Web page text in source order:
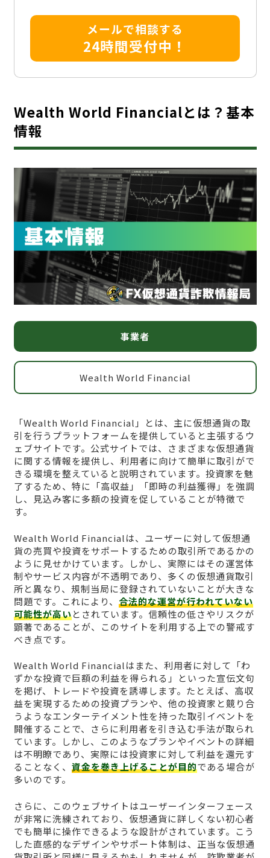
メールで相談する
24時間受付中！
Wealth World Financialとは？基本
情報
事業者
Wealth World Financial
「Wealth World Financial」とは、主に仮想通貨の取
引を行うプラットフォームを提供していると主張するウ
ェブサイトです。公式サイトでは、さまざまな仮想通貨
に関する情報を提供し、利用者に向けて簡単に取引がで
きる環境を整えていると説明されています。投資家を魅
了するため、特に「高収益」「即時の利益獲得」を強調
し、見込み客に多額の投資を促していることが特徴で
す。
Wealth World Financialは、ユーザーに対して仮想通
貨の売買や投資をサポートするための取引所であるかの
ように見せかけています。しかし、実際にはその運営体
制やサービス内容が不透明であり、多くの仮想通貨取引
所と異なり、規制当局に登録されていないことが大きな
問題です。これにより、 合法的な運営が行われていない
可能性が高いとされています。信頼性の低さやリスクが
顕著であることが、このサイトを利用する上での警戒す
べき点です。
Wealth World Financialはまた、利用者に対して「わ
ずかな投資で巨額の利益を得られる」といった宣伝文句
を掲げ、トレードや投資を誘導します。たとえば、高収
益を実現するための投資プランや、他の投資家と競り合
うようなエンターテイメント性を持った取引イベントを
開催することで、さらに利用者を引き込む手法が取られ
ています。しかし、このようなプランやイベントの詳細
は不明瞭であり、実際には投資家に対して利益を還元す
ることなく、 資金を巻き上げることが目的である場合が
多いのです。
さらに、このウェブサイトはユーザーインターフェース
が非常に洗練されており、仮想通貨に詳しくない初心者
でも簡単に操作できるような設計がされています。こう
した直感的なデザインやサポート体制は、正当な仮想通